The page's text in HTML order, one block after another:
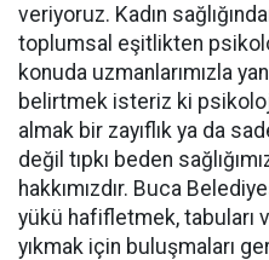
veriyoruz. Kadın
toplumsal eşitlikten
konuda uzmanlarımızla
belirtmek isteriz ki
almak bir zayıflık ya da
değil tıpkı beden
hakkımızdır. Buca
yükü hafifletmek, tabuları
yıkmak için buluşmaları